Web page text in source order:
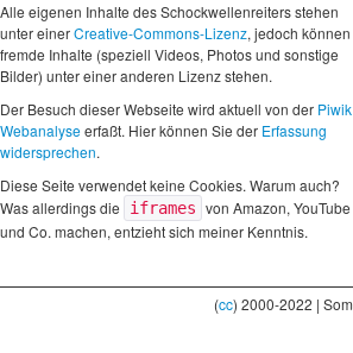
Alle eigenen Inhalte des Schockwellenreiters stehen
unter einerCreative-Commons-Lizenz, jedoch können
fremde Inhalte (speziell Videos, Photos und sonstige
Bilder) unter einer anderen Lizenz stehen.
Der Besuch dieser Webseite wird aktuell von der Piwik
Webanalyseerfaßt. Hier können Sie der Erfassung
widersprechen.
Diese Seite verwendet keine Cookies. Warum auch?
Was allerdings die
iframes von Amazon, YouTube
und Co. machen, entzieht sich meiner Kenntnis.
(cc) 2000-2022 |